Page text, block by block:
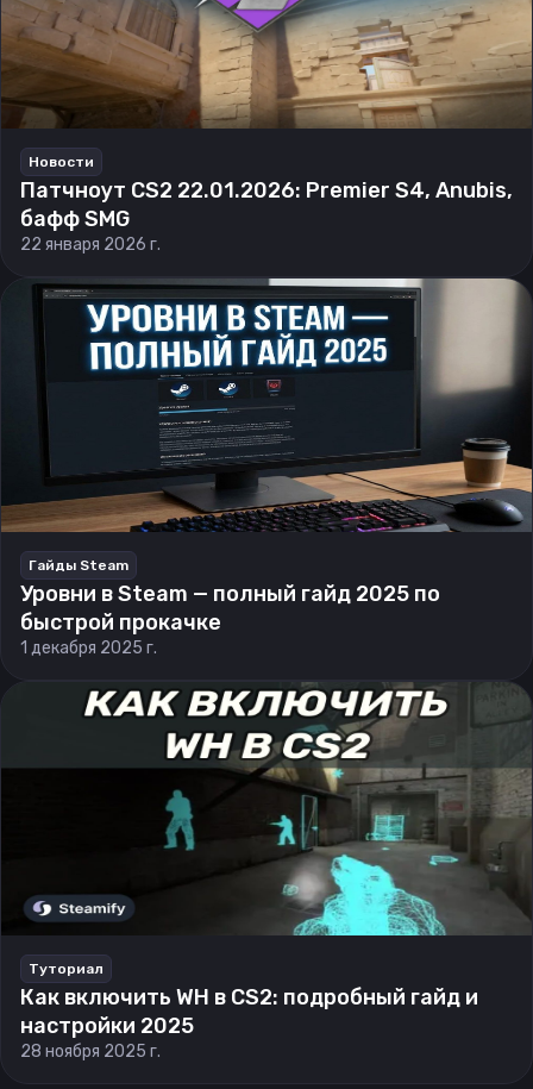
Новости
Патчноут CS2 22.01.2026: Premier S4, Anubis,
бафф SMG
22 января 2026 г.
Гайды Steam
Уровни в Steam — полный гайд 2025 по
быстрой прокачке
1 декабря 2025 г.
Туториал
Как включить WH в CS2: подробный гайд и
настройки 2025
28 ноября 2025 г.